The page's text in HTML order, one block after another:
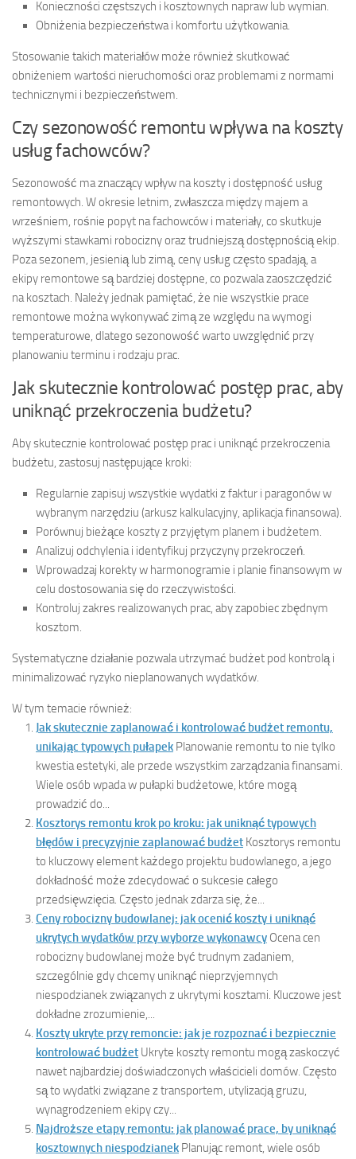
Konieczności częstszych i kosztownych napraw lub wymian.
Obniżenia bezpieczeństwa i komfortu użytkowania.
Stosowanie takich materiałów może również skutkować
obniżeniem wartości nieruchomości oraz problemami z normami
technicznymi i bezpieczeństwem.
Czy sezonowość remontu wpływa na koszty
usług fachowców?
Sezonowość ma znaczący wpływ na koszty i dostępność usług
remontowych. W okresie letnim, zwłaszcza między majem a
wrześniem, rośnie popyt na fachowców i materiały, co skutkuje
wyższymi stawkami robocizny oraz trudniejszą dostępnością ekip.
Poza sezonem, jesienią lub zimą, ceny usług często spadają, a
ekipy remontowe są bardziej dostępne, co pozwala zaoszczędzić
na kosztach. Należy jednak pamiętać, że nie wszystkie prace
remontowe można wykonywać zimą ze względu na wymogi
temperaturowe, dlatego sezonowość warto uwzględnić przy
planowaniu terminu i rodzaju prac.
Jak skutecznie kontrolować postęp prac, aby
uniknąć przekroczenia budżetu?
Aby skutecznie kontrolować postęp prac i uniknąć przekroczenia
budżetu, zastosuj następujące kroki:
Regularnie zapisuj wszystkie wydatki z faktur i paragonów w
wybranym narzędziu (arkusz kalkulacyjny, aplikacja finansowa).
Porównuj bieżące koszty z przyjętym planem i budżetem.
Analizuj odchylenia i identyfikuj przyczyny przekroczeń.
Wprowadzaj korekty w harmonogramie i planie finansowym w
celu dostosowania się do rzeczywistości.
Kontroluj zakres realizowanych prac, aby zapobiec zbędnym
kosztom.
Systematyczne działanie pozwala utrzymać budżet pod kontrolą i
minimalizować ryzyko nieplanowanych wydatków.
W tym temacie również:
Jak skutecznie zaplanować i kontrolować budżet remontu,
unikając typowych pułapek Planowanie remontu to nie tylko
kwestia estetyki, ale przede wszystkim zarządzania finansami.
Wiele osób wpada w pułapki budżetowe, które mogą
prowadzić do...
Kosztorys remontu krok po kroku: jak uniknąć typowych
błędów i precyzyjnie zaplanować budżet Kosztorys remontu
to kluczowy element każdego projektu budowlanego, a jego
dokładność może zdecydować o sukcesie całego
przedsięwzięcia. Często jednak zdarza się, że...
Ceny robocizny budowlanej: jak ocenić koszty i uniknąć
ukrytych wydatków przy wyborze wykonawcy Ocena cen
robocizny budowlanej może być trudnym zadaniem,
szczególnie gdy chcemy uniknąć nieprzyjemnych
niespodzianek związanych z ukrytymi kosztami. Kluczowe jest
dokładne zrozumienie,...
Koszty ukryte przy remoncie: jak je rozpoznać i bezpiecznie
kontrolować budżet Ukryte koszty remontu mogą zaskoczyć
nawet najbardziej doświadczonych właścicieli domów. Często
są to wydatki związane z transportem, utylizacją gruzu,
wynagrodzeniem ekipy czy...
Najdroższe etapy remontu: jak planować prace, by uniknąć
kosztownych niespodzianek Planując remont, wiele osób